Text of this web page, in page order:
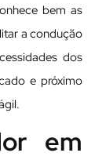
bem as
a condução
dos
e próximo
em